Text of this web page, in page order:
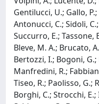
Gentilucci, U.; Gallo,
Antonucci, C.; Sidoli,
Succurro, E.; Tassone,
Bleve, M. A.; Brucato,
Bertozzi, I.; Bogoni,
Manfredini, R.;
Tiseo, R.; Paolisso, G.;
Borghi, C.; Strocchi,